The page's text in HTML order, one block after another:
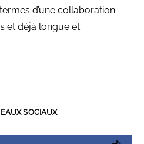
d’une collaboration
et déjà longue et
SOCIAUX